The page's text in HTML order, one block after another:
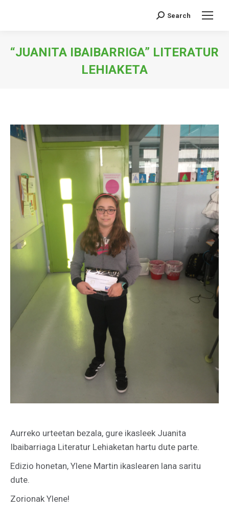
Search:
Search
“JUANITA IBAIBARRIGA” LITERATUR
LEHIAKETA
Aurreko urteetan bezala, gure ikasleek Juanita
Ibaibarriaga Literatur Lehiaketan hartu dute parte.
Edizio honetan, Ylene Martin ikaslearen lana saritu
dute.
Zorionak Ylene!